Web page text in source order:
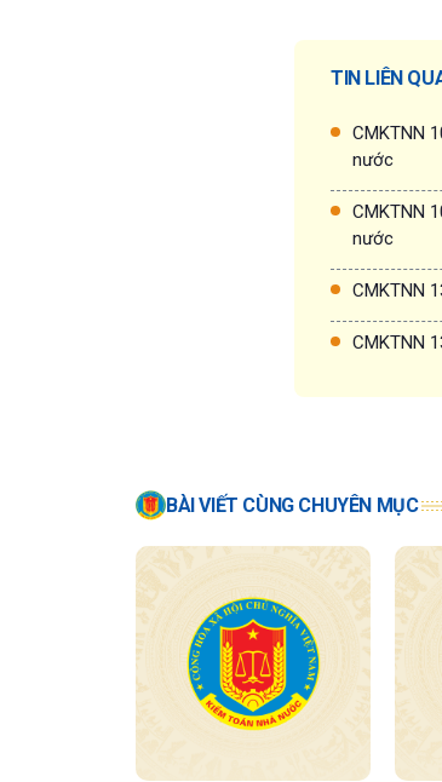
TIN LIÊN
CMKTNN
nước
CMKTNN
nước
CMKTNN
CMKTNN
BÀI VIẾT CÙNG CHUYÊN MỤC